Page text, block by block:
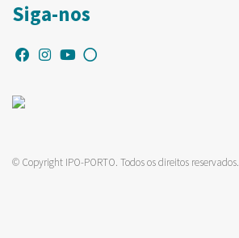
Siga-nos
© Copyright IPO-PORTO. Todos os direitos reservados.